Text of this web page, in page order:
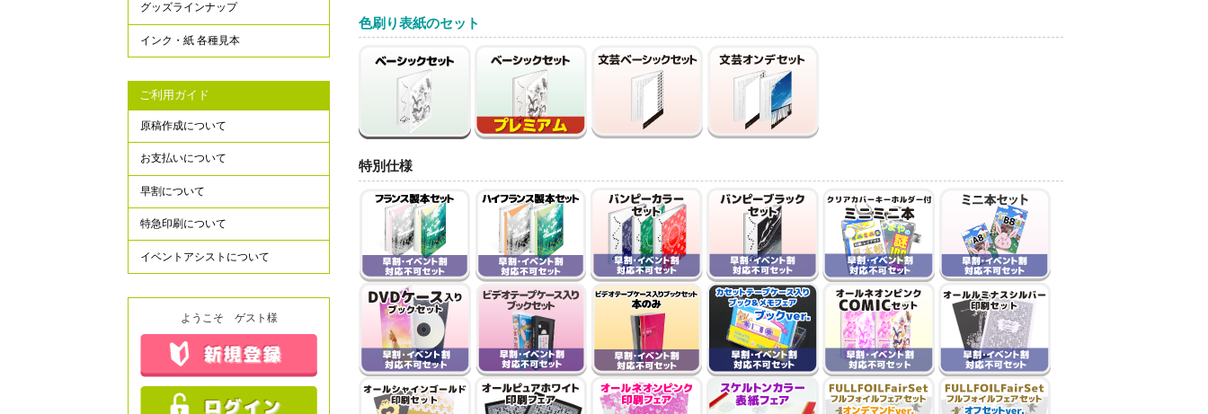
色刷り表紙のセット
特別仕様
グッズラインナップ
インク・紙 各種見本
ご利用ガイド
原稿作成について
お支払いについて
早割について
特急印刷について
イベントアシストについて
ようこそ ゲスト様